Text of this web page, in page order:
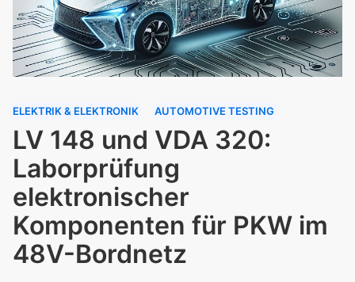
ELEKTRIK & ELEKTRONIK AUTOMOTIVE TESTING
LV 148 und VDA 320:
Laborprüfung
elektronischer
Komponenten für PKW im
48V-Bordnetz